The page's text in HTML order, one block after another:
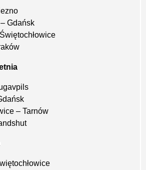
Gdańsk
– Tarnów